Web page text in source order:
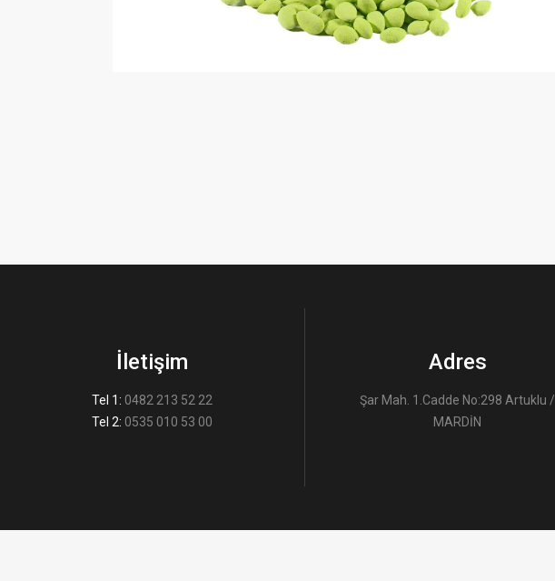
İletişim
Tel 1: 0482 213 52 22
Tel 2: 0535 010 53 00
Adres
Şar Mah. 1.Cadde No:298 Artuklu /
MARDİN